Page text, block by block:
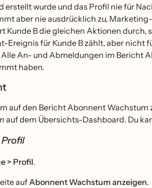
erstellt wurde und das Profil nie für
aber nie ausdrücklich zu,
Kunde B die gleichen Aktionen
Ereignis für Kunde B zählt, aber nicht
An- und Abmeldungen im Bericht
haben.
auf den Bericht Abonnent
auf dem Übersichts-Dashboard. Du
Profil
> Profil.
aufAbonnent Wachstum anzeigen.